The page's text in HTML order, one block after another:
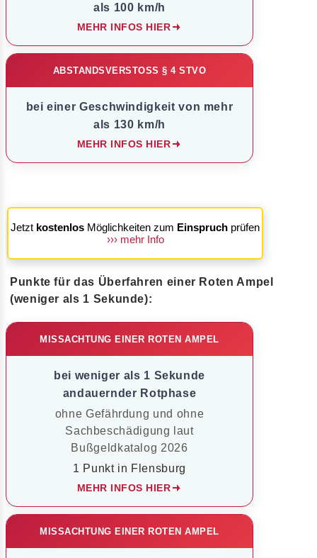
als 100 km/h
MEHR INFOS HIER
ABSTANDSVERSTOSS § 4 STVO
bei einer Geschwindigkeit von mehr
als 130 km/h
MEHR INFOS HIER
Jetzt kostenlos Möglichkeiten zum Einspruch prüfen
››› mehr Info
Punkte für das Überfahren einer Roten Ampel
(weniger als 1 Sekunde):
MISSACHTUNG EINER ROTEN AMPEL
bei weniger als 1 Sekunde
andauernder Rotphase
ohne Gefährdung und ohne
Sachbeschädigung laut
Bußgeldkatalog 2026
1 Punkt in Flensburg
MEHR INFOS HIER
MISSACHTUNG EINER ROTEN AMPEL